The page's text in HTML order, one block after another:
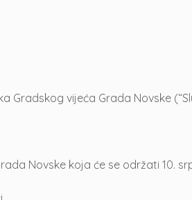
Gradskog vijeća Grada Novske
Novske koja će se održati 10.